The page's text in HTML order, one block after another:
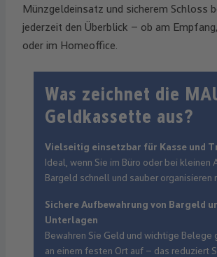
Münzgeldeinsatz und sicherem Schloss
jederzeit den Überblick – ob am
oder im Homeoffice.
Was zeichnet die
Geldkassette aus?
Vielseitig einsetzbar für Kasse und
Ideal, wenn Sie im Büro oder bei kleinen
Bargeld schnell und sauber organisieren
Sichere Aufbewahrung von Bargeld
Unterlagen
Bewahren Sie Geld und wichtige Belege
an einem festen Ort auf – das reduziert